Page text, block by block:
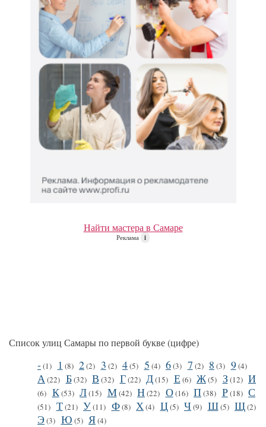
Найти мастера в Самаре
Реклама i
Список улиц Самары по первой букве (цифре)
-(1) 1 (8) 2(2) 3 (2) 4(5) 5 (4) 6(3) 7 (2) 8 (3) 9(4)
А (22) Б(32) В (32) Г(22) Д(15) Е (6) Ж(5) З(12) И
(6) К(53) Л(15) М(42) Н(22) О(16) П(38) Р(18) С
(51) Т(21) У(11) Ф(8) Х (4) Ц(5) Ч (9) Ш(5) Щ(2)
Э(3) Ю (5) Я(4)